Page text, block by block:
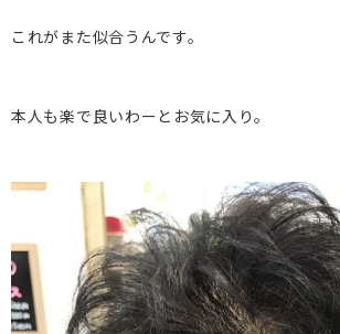
これがまた似合うんです。
本人も楽で良いわーとお気に入り。